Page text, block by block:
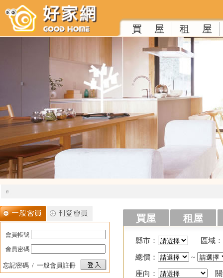
買 屋 租 屋
會員帳號
會員密碼
忘記密碼 / 一般會員註冊
買屋 租屋
縣市： 區域：
總價： ~
座向：